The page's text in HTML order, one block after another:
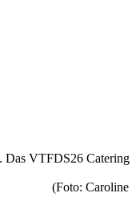
VTFDS26
(Foto: